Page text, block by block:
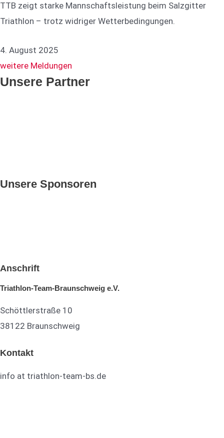
TTB zeigt starke Mannschaftsleistung beim Salzgitter
Triathlon – trotz widriger Wetterbedingungen.
4. August 2025
weitere Meldungen
Unsere Partner
Unsere Sponsoren
Anschrift
Triathlon-Team-Braunschweig e.V.
Schöttlerstraße 10
38122 Braunschweig
Kontakt
info at triathlon-team-bs.de